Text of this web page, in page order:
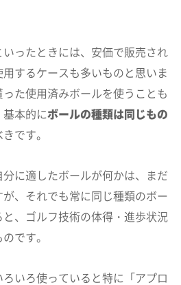
ったときには、安価で販売され
するケースも多いものと思いま
た使用済みボールを使うことも
基本的にボールの種類は同じもの
です。
に適したボールが何かは、まだ
、それでも常に同じ種類のボー
、ゴルフ技術の体得・進歩状況
です。
いろ使っていると特に「アプロ